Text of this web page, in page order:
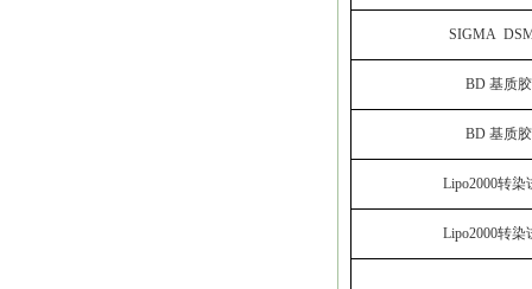
SIGMA
BD 基质胶
BD 基质胶
Lipo2000转染
Lipo2000转染